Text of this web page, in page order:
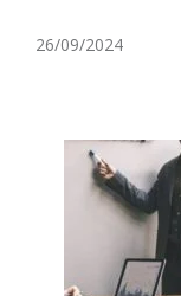
26/09/2024